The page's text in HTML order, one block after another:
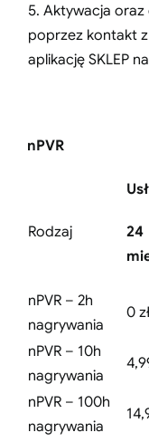
5. Aktywacja oraz
poprzez kontakt
aplikację SKLEP
nPVR
Rodzaj
24
nPVR – 2h
nagrywania
0
nPVR – 10h
nagrywania
nPVR – 100h
nagrywania